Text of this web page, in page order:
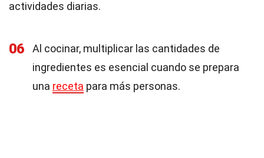
actividades diarias.
06
Al cocinar, multiplicar las cantidades de
ingredientes es esencial cuando se prepara
una receta para más personas.